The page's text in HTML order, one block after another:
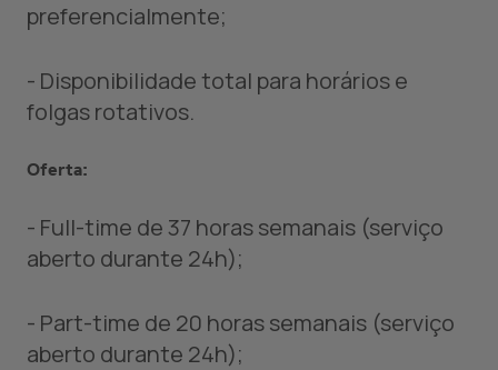
preferencialmente;
- Disponibilidade total para horários e
folgas rotativos.
Oferta:
- Full-time de 37 horas semanais (serviço
aberto durante 24h);
- Part-time de 20 horas semanais (serviço
aberto durante 24h);